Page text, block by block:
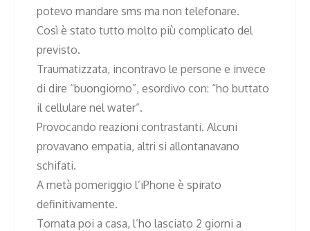
potevo mandare sms ma non telefonare.
Così è stato tutto molto più complicato del
previsto.
Traumatizzata, incontravo le persone e invece
di dire “buongiorno”, esordivo con: “ho buttato
il cellulare nel water”.
Provocando reazioni contrastanti. Alcuni
provavano empatia, altri si allontanavano
schifati.
A metà pomeriggio l’iPhone è spirato
definitivamente.
Tornata poi a casa, l’ho lasciato 2 giorni a